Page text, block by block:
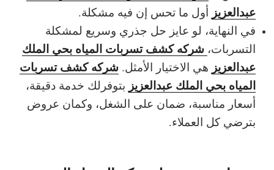
عبدالعزيز أول ما تحس إن فيه مشكلة.
في النهاية، لو عايز حل جذري وسريع لمشكلة
التسربات، شركه كشف تسربات المياه بحي الملك
عبدالعزيز هي الاختيار الأمثل. شركه كشف تسربات
المياه بحي الملك عبدالعزيز بتوفرلك خدمة دقيقة،
أسعار مناسبة، ضمان على الشغل، وكمان عروض
بترضي كل العملاء.